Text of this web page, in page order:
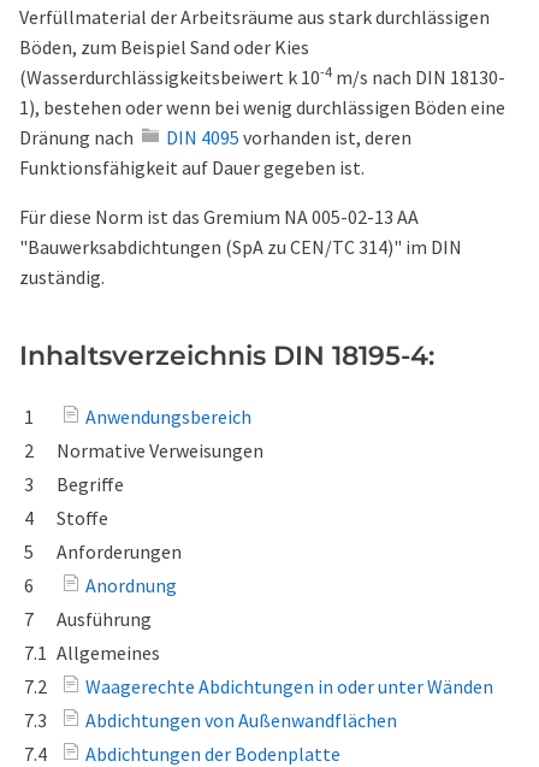
Verfüllmaterial der Arbeitsräume aus stark durchlässigen
Böden, zum Beispiel Sand oder Kies
(Wasserdurchlässigkeitsbeiwert k 10-4 m/s nach DIN 18130-
1), bestehen oder wenn bei wenig durchlässigen Böden eine
Dränung nach
DIN 4095 vorhanden ist, deren
Funktionsfähigkeit auf Dauer gegeben ist.
Für diese Norm ist das Gremium NA 005-02-13 AA
"Bauwerksabdichtungen (SpA zu CEN/TC 314)" im DIN
zuständig.
Inhaltsverzeichnis DIN 18195-4:
1
Anwendungsbereich
2
Normative Verweisungen
3
Begriffe
4
Stoffe
5
Anforderungen
6
Anordnung
7
Ausführung
7.1 Allgemeines
7.2
Waagerechte Abdichtungen in oder unter Wänden
7.3
Abdichtungen von Außenwandflächen
7.4
Abdichtungen der Bodenplatte